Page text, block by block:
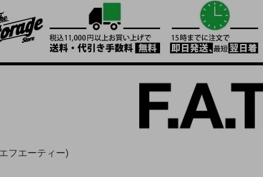
フエーティー)